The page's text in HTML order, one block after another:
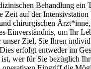
Behandlung
Zeit auf der
chirurgischen
um Ihr
Ziel, Sie Ihren
erfolgt entweder im
wer für Sie bezüglich